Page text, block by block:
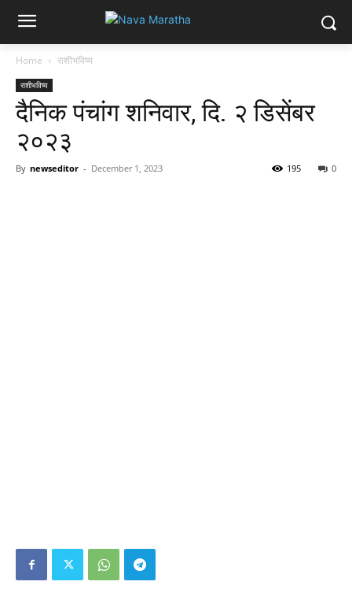
Home राशीभविष्य
राशीभविष्य
दैनिक पंचांग शनिवार, दि. २ डिसेंबर
२०२३
By newseditor - December 1, 2023 0
195